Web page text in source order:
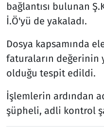
bağlantısı bulunan
İ.Ö'yü de yakaladı.
Dosya kapsamında
faturaların değerinin
olduğu tespit edildi.
İşlemlerin ardından
şüpheli, adli kontrol